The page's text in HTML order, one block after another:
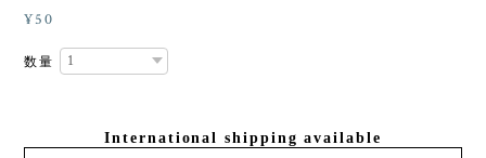
¥50
数量
International shipping available